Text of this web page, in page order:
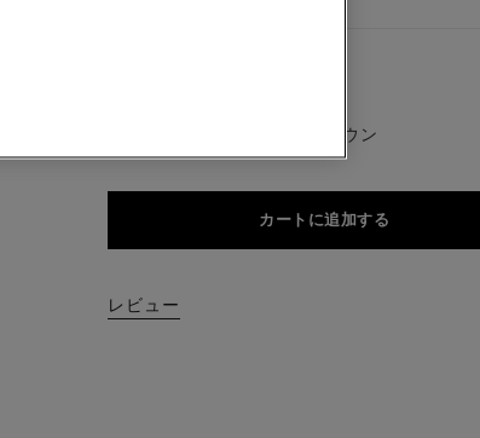
04 - エレクトリック ブラウン
カートに追加する
レビュー